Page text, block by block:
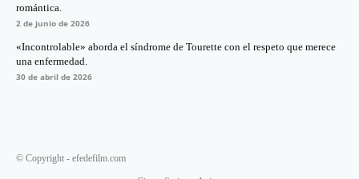
romántica.
2 de junio de 2026
«Incontrolable» aborda el síndrome de Tourette con el respeto que merece
una enfermedad.
30 de abril de 2026
© Copyright - efedefilm.com